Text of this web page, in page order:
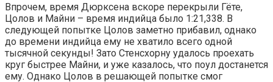
Впрочем, время Дюрксена вскоре перекрыли Гёте,
Цолов и Майни – время индийца было 1:21,338. В
следующей попытке Цолов заметно прибавил, однако
до времени индийца ему не хватило всего одной
тысячной секунды! Зато Стенсхорну удалось проехать
круг быстрее Майни, и уже казалось, что поул достанется
ему. Однако Цолов в решающей попытке смог